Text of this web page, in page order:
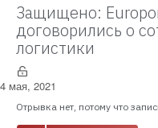
Защищено:
договорились о
логистики
4 мая, 2021
Отрывка нет, потому что